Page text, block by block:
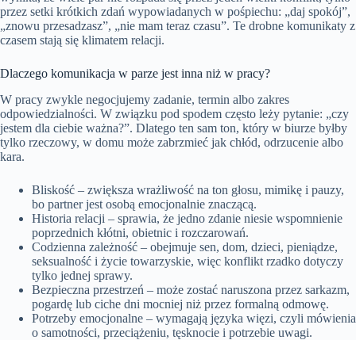
przez setki krótkich zdań wypowiadanych w pośpiechu: „daj spokój”,
„znowu przesadzasz”, „nie mam teraz czasu”. Te drobne komunikaty z
czasem stają się klimatem relacji.
Dlaczego komunikacja w parze jest inna niż w pracy?
W pracy zwykle negocjujemy zadanie, termin albo zakres
odpowiedzialności. W związku pod spodem często leży pytanie: „czy
jestem dla ciebie ważna?”. Dlatego ten sam ton, który w biurze byłby
tylko rzeczowy, w domu może zabrzmieć jak chłód, odrzucenie albo
kara.
Bliskość – zwiększa wrażliwość na ton głosu, mimikę i pauzy,
bo partner jest osobą emocjonalnie znaczącą.
Historia relacji – sprawia, że jedno zdanie niesie wspomnienie
poprzednich kłótni, obietnic i rozczarowań.
Codzienna zależność – obejmuje sen, dom, dzieci, pieniądze,
seksualność i życie towarzyskie, więc konflikt rzadko dotyczy
tylko jednej sprawy.
Bezpieczna przestrzeń – może zostać naruszona przez sarkazm,
pogardę lub ciche dni mocniej niż przez formalną odmowę.
Potrzeby emocjonalne – wymagają języka więzi, czyli mówienia
o samotności, przeciążeniu, tęsknocie i potrzebie uwagi.